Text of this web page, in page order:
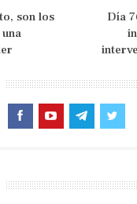
la patria, cuando se
ha sido sagrada.
genuino
luchaban por la
de Borodinó, se
las afueras de Moscú
son los
Día